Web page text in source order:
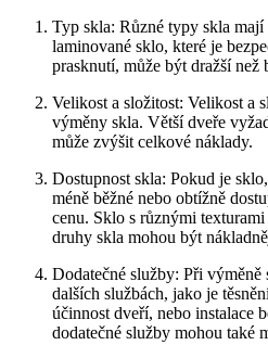
Typ skla: Různé⁤ typy skla
‍laminované sklo,⁣ které je
prasknutí, může ⁣být ‍dražší než
Velikost a složitost: Velikost⁣ a
výměny​ skla. Větší​ dveře
může zvýšit celkové náklady.
Dostupnost skla: Pokud⁤ je
méně‌ běžné nebo obtížně
cenu. Sklo ‍s různými
druhy skla mohou být
Dodatečné služby: Při výměně
dalších​ službách, jako je⁣
účinnost dveří, nebo instalace
dodatečné služby⁢ mohou také